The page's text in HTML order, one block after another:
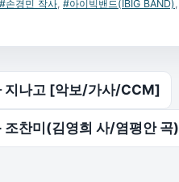
#손경민 작사 #아이빅밴드(IBIG BAND)
지나고 [악보/가사/CCM]
찬미(김영희 사/염평안 곡)